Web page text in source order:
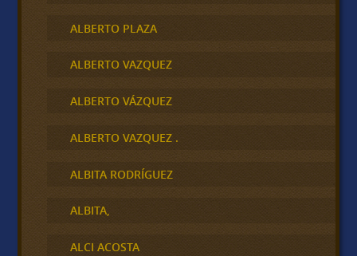
ALBERTO PLAZA
ALBERTO VAZQUEZ
ALBERTO VÁZQUEZ
ALBERTO VAZQUEZ .
ALBITA RODRÍGUEZ
ALBITA,
ALCI ACOSTA